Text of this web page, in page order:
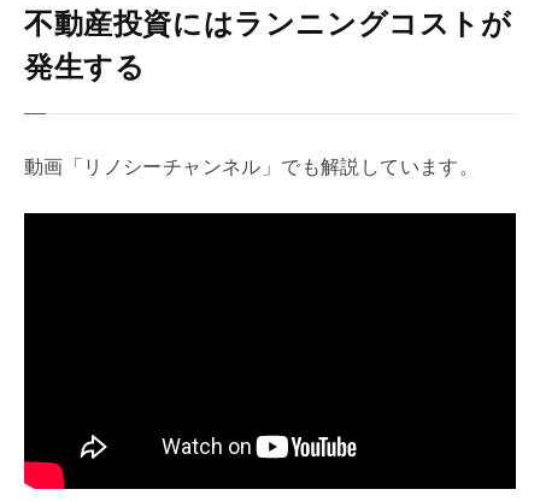
不動産投資にはランニングコストが
発生する
動画「リノシーチャンネル」でも解説しています。